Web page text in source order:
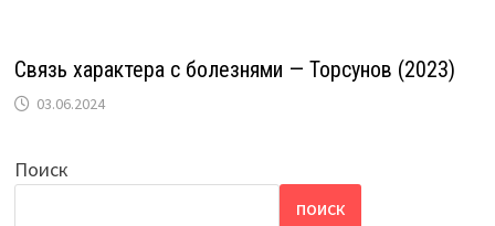
Связь характера с болезнями — Торсунов (2023)
03.06.2024
Поиск
ПОИСК